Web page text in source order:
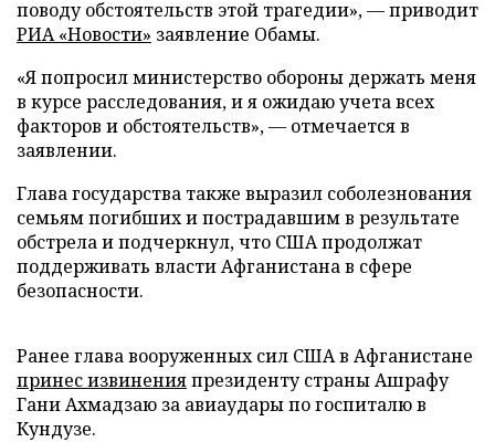
поводу обстоятельств этой трагедии», — приводит
РИА «Новости» заявление Обамы.
«Я попросил министерство обороны держать меня
в курсе расследования, и я ожидаю учета всех
факторов и обстоятельств», — отмечается в
заявлении.
Глава государства также выразил соболезнования
семьям погибших и пострадавшим в результате
обстрела и подчеркнул, что США продолжат
поддерживать власти Афганистана в сфере
безопасности.
Ранее глава вооруженных сил США в Афганистане
принес извиненияпрезиденту страны Ашрафу
Гани Ахмадзаю за авиаудары по госпиталю в
Кундузе.